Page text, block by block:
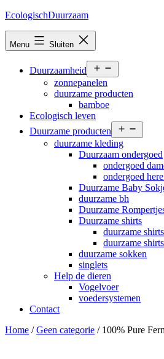
Ga
inhoud
EcologischDuurzaam
Menu Sluiten
Duurzaamheid
menu
zonnepanelen
duurzame producten
bamboe
Ecologisch leven
Duurzame producten
menu
duurzame kleding
Duurzaam ondergoed
ondergoed
ondergoed
Duurzame Baby
duurzame bh
Duurzame
Duurzame shirts
duurzame
duurzame
duurzame sokken
singlets
Help de dieren
Vogelvoer
voedersystemen
Contact
Home /Geen categorie / 100% Pure